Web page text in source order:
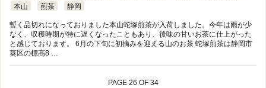
本山
煎茶 静岡
暫く品切れになっておりました本山蛇塚煎茶が入荷しました。今年は雨が少
なく、収穫時期が特に遅くなったこともあり、後味の甘いお茶に仕上がった
と感じております。 6月の下旬に初摘みを迎える山のお茶 蛇塚煎茶は静岡市
葵区の標高8 …
PAGE 26 OF 34